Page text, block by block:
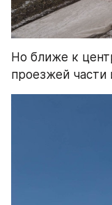
Но ближе к
проезжей части